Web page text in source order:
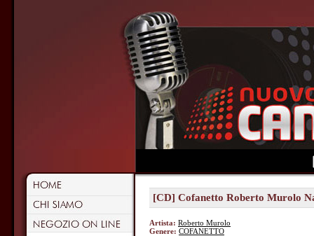
[CD] Cofanetto Roberto Murolo
Artista: Roberto Murolo
Genere: COFANETTO